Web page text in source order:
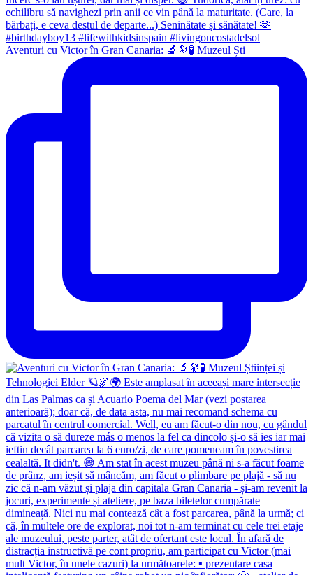
Aventuri cu Victor în Gran Canaria: 🔬🔭🧪 Muzeul Ști